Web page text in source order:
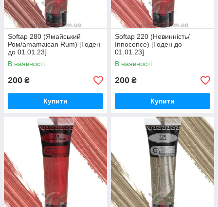
Softap 280 (Ямайський
Ром/amamaican Rum) [Годен
до 01.01.23]
В наявності
200 ₴
Купити
Softap 220 (Невинність/
Innocence) [Годен до
01.01.23]
В наявності
200 ₴
Купити